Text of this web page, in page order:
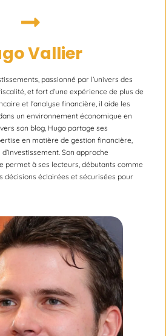
Vallier
passionné par l’univers des
et fort d’une expérience de plus de
et l’analyse financière, il aide les
un environnement économique en
son blog, Hugo partage ses
en matière de gestion financière,
Son approche
permet à ses lecteurs, débutants comme
décisions éclairées et sécurisées pour